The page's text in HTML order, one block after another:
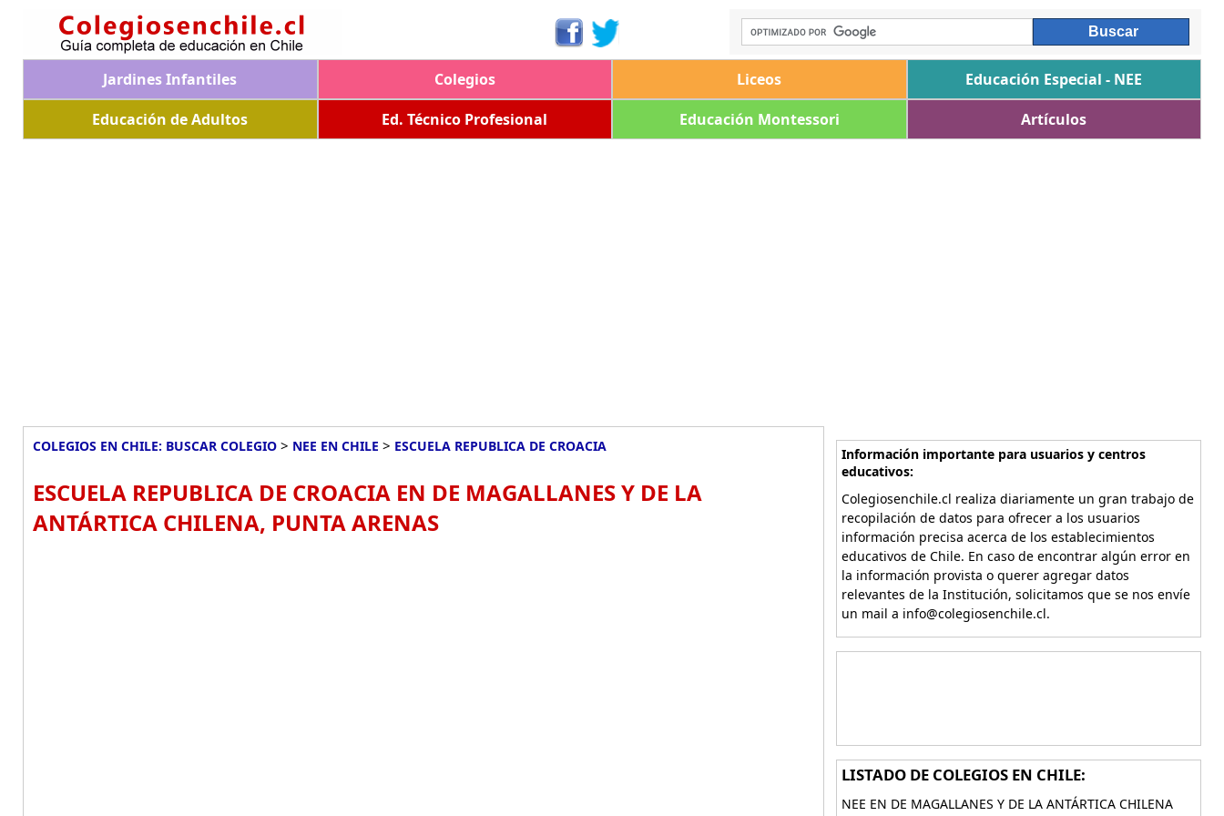
Jardines Infantiles Colegios Liceos
Educación Especial - NEE
Educación de Adultos
Ed. Técnico Profesional Educación Montessori Artículos
COLEGIOS EN CHILE: BUSCAR COLEGIO > NEE EN CHILE > ESCUELA REPUBLICA DE CROACIA
ESCUELA REPUBLICA DE CROACIA EN DE MAGALLANES Y DE LA
ANTÁRTICA CHILENA, PUNTA ARENAS
Información importante para usuarios y centros
educativos:
Colegiosenchile.cl realiza diariamente un gran trabajo de
recopilación de datos para ofrecer a los usuarios
información precisa acerca de los establecimientos
educativos de Chile. En caso de encontrar algún error en
la información provista o querer agregar datos
relevantes de la Institución, solicitamos que se nos envíe
un mail a info@colegiosenchile.cl.
LISTADO DE COLEGIOS EN CHILE:
NEE EN DE MAGALLANES Y DE LA ANTÁRTICA CHILENA